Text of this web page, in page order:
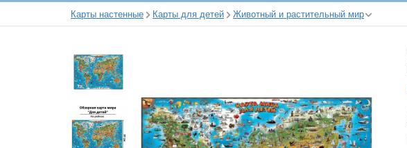
Карты настенные Карты для детей Животный и растительный мир